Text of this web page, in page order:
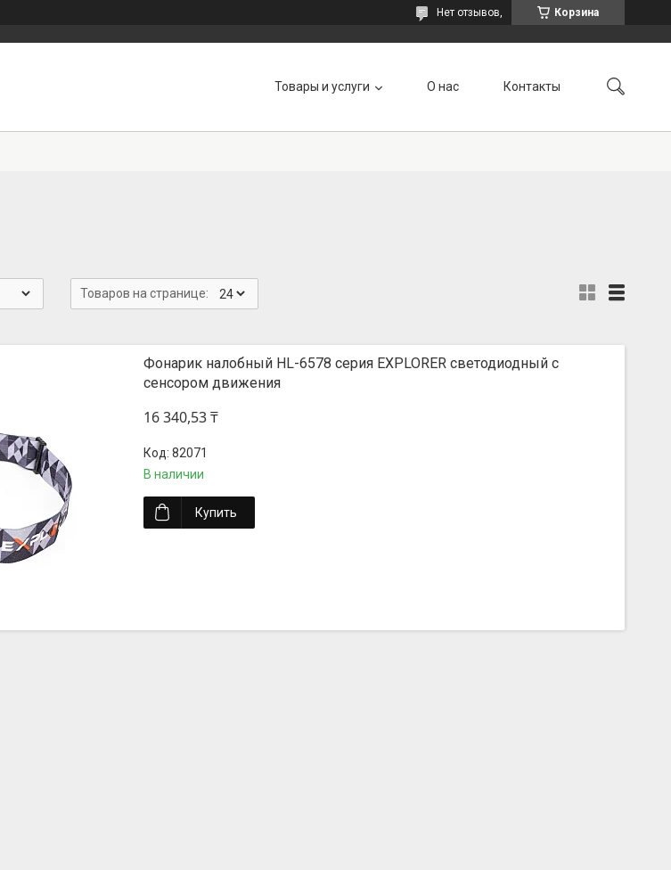
Корзина
Нет отзывов,
Товары и услуги О нас Контакты
Фонарик налобный HL-6578 серия EXPLORER светодиодный с
сенсором движения
16 340,53 ₸
82071
В наличии
Купить